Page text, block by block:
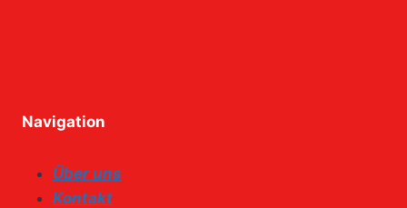
Navigation
Über uns
Kontakt